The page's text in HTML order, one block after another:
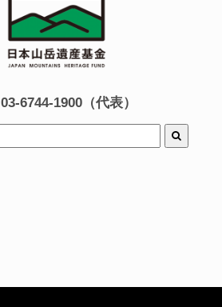
03-6744-1900（代表）